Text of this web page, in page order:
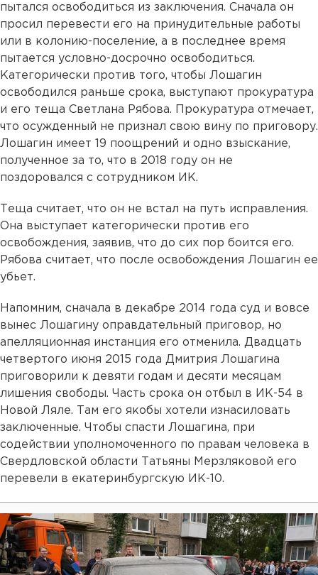
пытался освободиться из заключения. Сначала он
просил перевести его на принудительные работы
или в колонию-поселение, а в последнее время
пытается условно-досрочно освободиться.
Категорически против того, чтобы Лошагин
освободился раньше срока, выступают прокуратура
и его теща Светлана Рябова. Прокуратура отмечает,
что осужденный не признал свою вину по приговору.
Лошагин имеет 19 поощрений и одно взыскание,
полученное за то, что в 2018 году он не
поздоровался с сотрудником ИК.
Теща считает, что он не встал на путь исправления.
Она выступает категорически против его
освобождения, заявив, что до сих пор боится его.
Рябова считает, что после освобождения Лошагин ее
убьет.
Напомним, сначала в декабре 2014 года суд и вовсе
вынес Лошагину оправдательный приговор, но
апелляционная инстанция его отменила. Двадцать
четвертого июня 2015 года Дмитрия Лошагина
приговорили к девяти годам и десяти месяцам
лишения свободы. Часть срока он отбыл в ИК-54 в
Новой Ляле. Там его якобы хотели изнасиловать
заключенные. Чтобы спасти Лошагина, при
содействии уполномоченного по правам человека в
Свердловской области Татьяны Мерзляковой его
перевели в екатеринбургскую ИК-10.